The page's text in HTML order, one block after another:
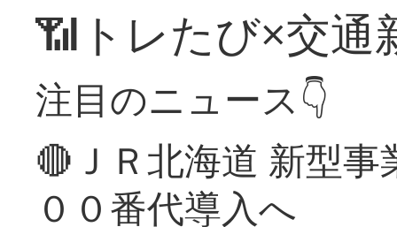
📶トレたび×交通
注目のニュース👇
🔴ＪＲ北海道 新型
００番代導入へ